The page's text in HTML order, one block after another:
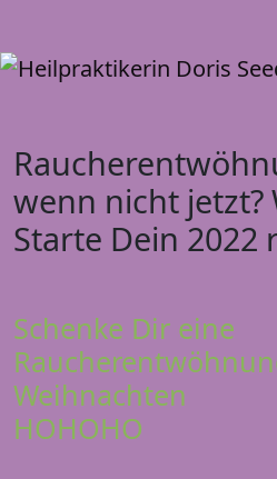
wenn nicht jetzt?
Starte Dein 2022
Schenke Dir eine
Weihnachten
HOHOHO